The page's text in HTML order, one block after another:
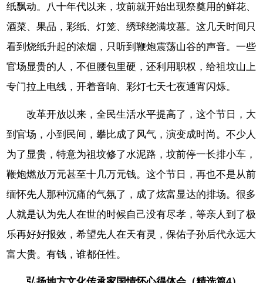
纸飘动。八十年代以来，坟前就开始出现祭奠用的鲜花、
酒菜、果品，彩纸、灯笼、绣球绕满坟墓。这几天时间只
看到烧纸升起的浓烟，只听到鞭炮震荡山谷的声音。一些
官场显贵的人，不但腰包里硬，还利用职权，给祖坟山上
专门拉上电线，开着音响、彩灯七天七夜通宵闪烁。
改革开放以来，全民生活水平提高了，这个节日，大
到官场，小到民间，攀比成了风气，演变成时尚。不少人
为了显贵，特意为祖坟修了水泥路，坟前停一长排小车，
鞭炮燃放万元甚至十几万元钱。这个节日，再也不是从前
缅怀先人那种沉痛的气氛了，成了炫富显达的排场。很多
人就是认为先人在世的时候自己没有尽孝，等亲人到了极
乐再好好报效，希望先人在天有灵，保佑子孙后代永远大
富大贵。有钱，谁都任性。